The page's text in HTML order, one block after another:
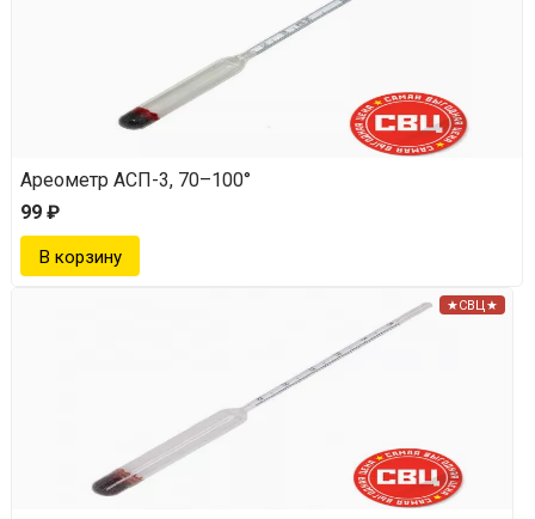
Ареометр АСП-3, 70–100°
99 ₽
★СВЦ★